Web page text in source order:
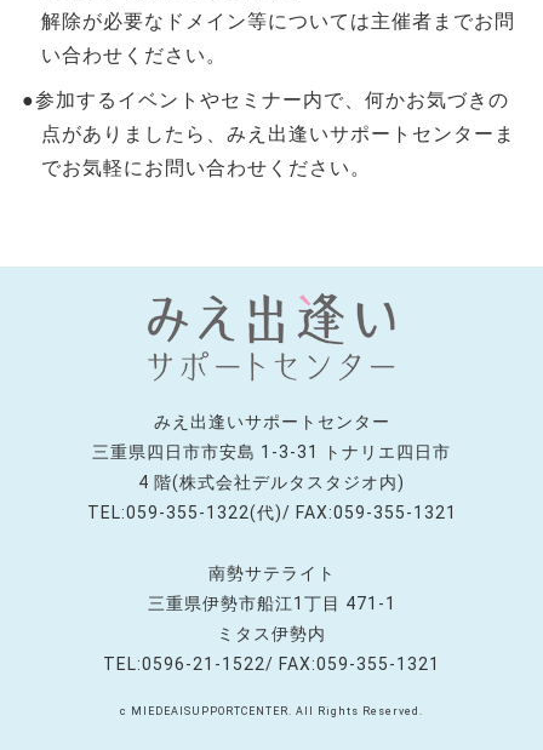
解除が必要なドメイン等については主催者までお問
い合わせください。
●参加するイベントやセミナー内で、何かお気づきの
点がありましたら、みえ出逢いサポートセンターま
でお気軽にお問い合わせください。
みえ出逢いサポートセンター
三重県四日市市安島 1-3-31 トナリエ四日市
4 階(株式会社デルタスタジオ内)
TEL:059-355-1322(代)/ FAX:059-355-1321
南勢サテライト
三重県伊勢市船江1丁目 471-1
ミタス伊勢内
TEL:0596-21-1522/ FAX:059-355-1321
c MIEDEAISUPPORTCENTER. All Rights Reserved.